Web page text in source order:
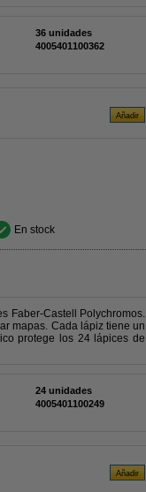
36 unidades
4005401100362
En stock
Faber-Castell Polychromos.
mapas. Cada lápiz tiene un
protege los 24 lápices de
24 unidades
4005401100249